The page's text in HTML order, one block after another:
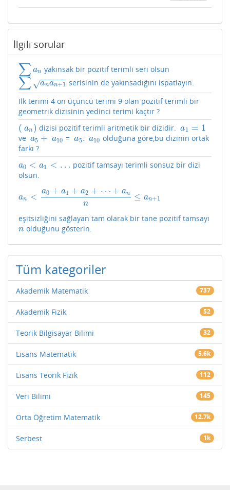
İlgili sorular
∑ an
∑a yakınsak bir pozitif terimli seri olsun
∑ anan+1
− −
−−−−
√
∑a an+1
serisinin de yakınsadığını ispatlayın.
İlk terimi 4 on üçüncü terimi 9 olan pozitif terimli bir
geometrik dizisinin yedinci terimi kaçtır ?
( an )
( an) dizisi pozitif terimli aritmetik bir dizidir. a1 = 1
a1 =1
ve a5 + a10
a5 + a 10 = a5. a10
a5. a10 olduğuna göre,bu dizinin ortak
farkı ?
a0 < a1 < …
a0 <a1 <…
pozitif tamsayı terimli sonsuz bir dizi
olsun.
an < a0 + a1 + a2 + ⋯ + an
n
≤ an+1
an<a0+a1+a2+⋯+ann≤an+ 1
eşitsizliğini sağlayan tam olarak bir tane pozitif tamsayı
n
n olduğunu gösterin.
Tüm kategoriler
Akademik Matematik 737
Akademik Fizik 52
Teorik Bilgisayar Bilimi 32
Lisans Matematik 5.6k
Lisans Teorik Fizik 112
Veri Bilimi 145
Orta Öğretim Matematik 12.7k
Serbest 1k